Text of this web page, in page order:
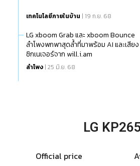
เทคโนโลยีภายในบ้าน | 19 ก.ย. 68
LG xboom Grab และ xboom Bounce
ลำโพงพกพาสุดล้ำที่มาพร้อม AI และเสียง
ซิกเนเจอร์จาก will.i.am
ลำโพง | 25 มิ.ย. 68
LG
Official price